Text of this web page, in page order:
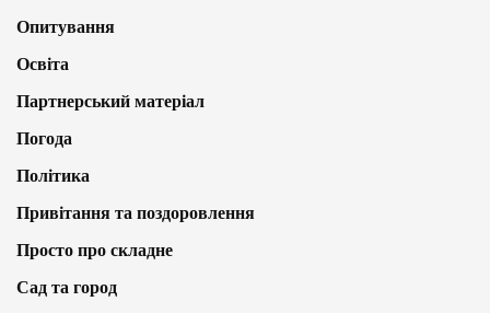
Опитування
Освіта
Партнерський матеріал
Погода
Політика
Привітання та поздоровлення
Просто про складне
Сад та город